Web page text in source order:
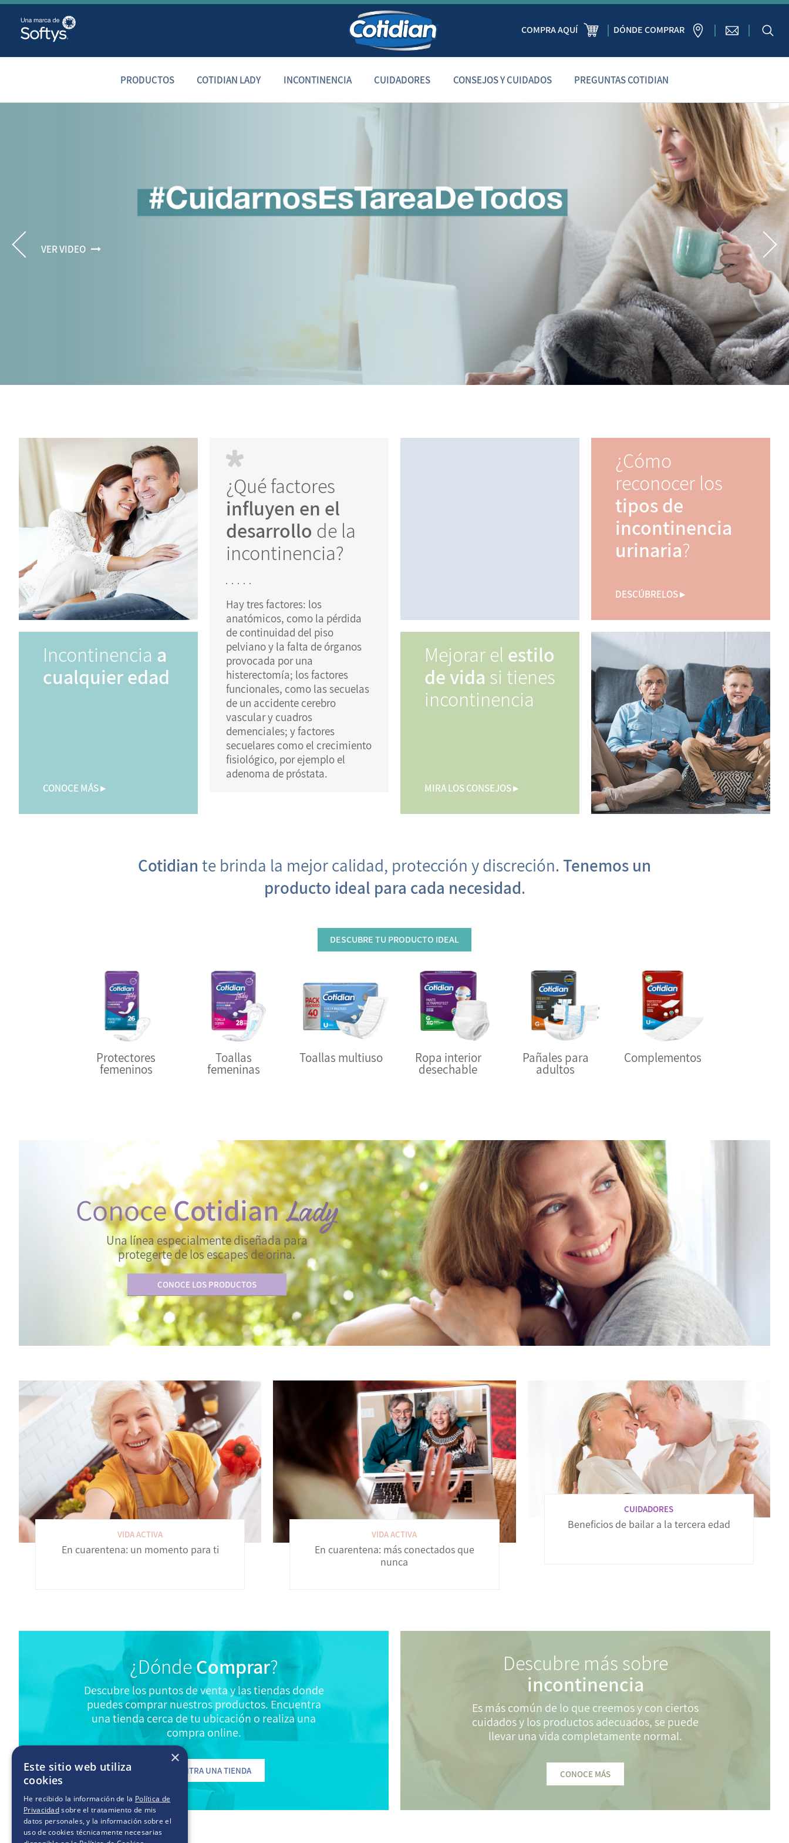
COMPRA AQUÍ DÓNDE COMPRAR
PRODUCTOS COTIDIAN LADY INCONTINENCIA CUIDADORES CONSEJOS Y CUIDADOS PREGUNTAS COTIDIAN
VER VIDEO
¿Qué factores
influyen en el
desarrollo de la
incontinencia?
Hay tres factores: los
anatómicos, como la pérdida
de continuidad del piso
pelviano y la falta de órganos
provocada por una
histerectomía; los factores
funcionales, como las secuelas
de un accidente cerebro
vascular y cuadros
demenciales; y factores
secuelares como el crecimiento
fisiológico, por ejemplo el
adenoma de próstata.
¿Cómo
reconocer los
tipos de
incontinencia
urinaria?
DESCÚBRELOS ▸
Incontinencia a
cualquier edad
CONOCE MÁS ▸
Mejorar el estilo
de vida si tienes
incontinencia
MIRA LOS CONSEJOS ▸
Cotidian te brinda la mejor calidad, protección y discreción. Tenemos un
producto ideal para cada necesidad.
DESCUBRE TU PRODUCTO IDEAL
Protectores
femeninos
Toallas
femeninas
Toallas multiuso Ropa interior
desechable
Pañales para
adultos
Complementos
ConoceCotidian
Una línea especialmente diseñada para
protegerte de los escapes de orina.
CONOCE LOS PRODUCTOS
VIDA ACTIVA
En cuarentena: un momento para ti
VIDA ACTIVA
En cuarentena: más conectados que
nunca
CUIDADORES
Beneficios de bailar a la tercera edad
¿DóndeComprar?
Descubre los puntos de venta y las tiendas donde
puedes comprar nuestros productos. Encuentra
una tienda cerca de tu ubicación o realiza una
compra online.
ENCUENTRA UNA TIENDA
Descubre más sobre
incontinencia
Es más común de lo que creemos y con ciertos
cuidados y los productos adecuados, se puede
llevar una vida completamente normal.
CONOCE MÁS
×
Este sitio web utiliza
cookies
He recibido la información de la Política de
Privacidadsobre el tratamiento de mis
datos personales, y la información sobre el
uso de cookies técnicamente necesarias